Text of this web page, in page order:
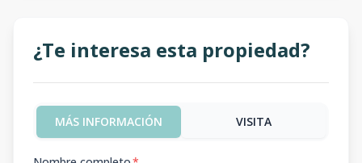
¿Te interesa esta propiedad?
MÁS INFORMACIÓN VISITA